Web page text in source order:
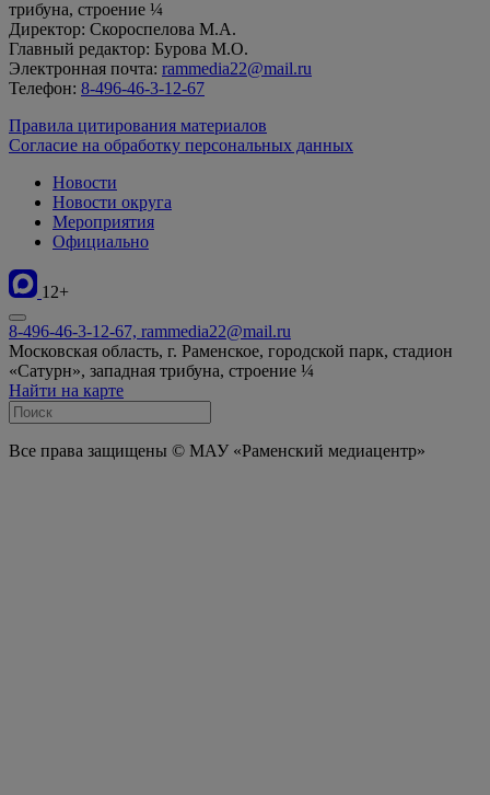
трибуна, строение ¼
Директор: Скороспелова М.А.
Главный редактор: Бурова М.О.
Электронная почта: rammedia22@mail.ru
Телефон: 8-496-46-3-12-67
Правила цитирования материалов
Согласие на обработку персональных данных
Новости
Новости округа
Мероприятия
Официально
12+
8-496-46-3-12-67, rammedia22@mail.ru
Московская область, г. Раменское, городской парк, стадион
«Сатурн», западная трибуна, строение ¼
Найти на карте
Все права защищены © МАУ «Раменский медиацентр»